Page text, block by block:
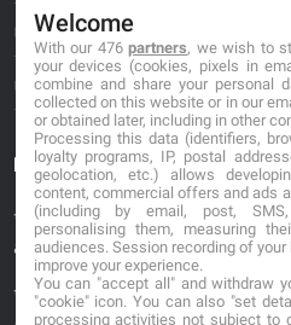
Política de privacidad
Política de cookies
Información de
*No se garantiza que los datos
actualizados.
** Los precios mostrados son
Welcome
With our 476partners, we wish to
your devices (cookies, pixels in
combine and share your personal
collected on this website or in our
or obtained later, including in other
Processing this data (identifiers,
loyalty programs, IP, postal
geolocation, etc.) allows
content, commercial offers and ads
(including by email, post,
personalising them, measuring
audiences. Session recording of
improve your experience.
You can "accept all" and withdraw
"cookie" icon. You can also "set
processing activities not subject to